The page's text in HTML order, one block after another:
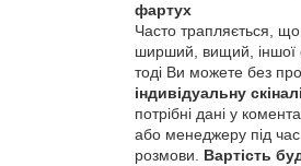
фартух
Часто трапляється,
ширший, вищий, іншої
тоді Ви можете без
індивідуальну
потрібні дані у
або менеджеру під
розмови. Вартість